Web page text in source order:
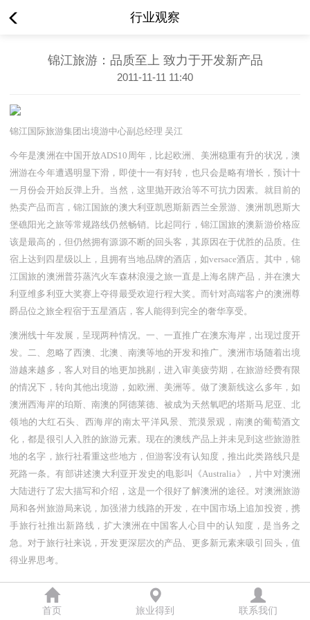
行业观察
锦江旅游：品质至上 致力于开发新产品
2011-11-11 11:40
锦江国际旅游集团出境游中心副总经理 吴江
今年是澳洲在中国开放ADS10周年，比起欧洲、美洲稳重有升的状况，澳
洲游在今年遭遇明显下滑，即使十一有好转，也只会是略有增长，预计十
一月份会开始反弹上升。当然，这里抛开政治等不可抗力因素。就目前的
热卖产品而言，锦江国旅的澳大利亚凯恩斯新西兰全景游、澳洲凯恩斯大
堡礁阳光之旅等常规路线仍然畅销。比起同行，锦江国旅的澳新游价格应
该是最高的，但仍然拥有源源不断的回头客，其原因在于优胜的品质。住
宿上达到四星级以上，且拥有当地品牌的酒店，如versace酒店。其中，锦
江国旅的澳洲普芬蒸汽火车森林浪漫之旅一直是上海名牌产品，并在澳大
利亚维多利亚大奖赛上夺得最受欢迎行程大奖。而针对高端客户的澳洲尊
爵品位之旅全程宿于五星酒店，客人能得到完全的奢华享受。
澳洲线十年发展，呈现两种情况。一、一直推广在澳东海岸，出现过度开
发。二、忽略了西澳、北澳、南澳等地的开发和推广。澳洲市场随着出境
游越来越多，客人对目的地更加挑剔，进入审美疲劳期，在旅游经费有限
的情况下，转向其他出境游，如欧洲、美洲等。做了澳新线这么多年，如
澳洲西海岸的珀斯、南澳的阿德莱德、被成为天然氧吧的塔斯马尼亚、北
领地的大红石头、西海岸的南太平洋风景、荒漠景观，南澳的葡萄酒文
化，都是很引人入胜的旅游元素。现在的澳线产品上并未见到这些旅游胜
地的名字，旅行社看重这些地方，但游客没有认知度，推出此类路线只是
死路一条。有部讲述澳大利亚开发史的电影叫《Australia》，片中对澳洲
大陆进行了宏大描写和介绍，这是一个很好了解澳洲的途径。对澳洲旅游
局和各州旅游局来说，加强潜力线路的开发，在中国市场上追加投资，携
手旅行社推出新路线，扩大澳洲在中国客人心目中的认知度，是当务之
急。对于旅行社来说，开发更深层次的产品、更多新元素来吸引回头，值
得业界思考。
首页 旅业得到 联系我们